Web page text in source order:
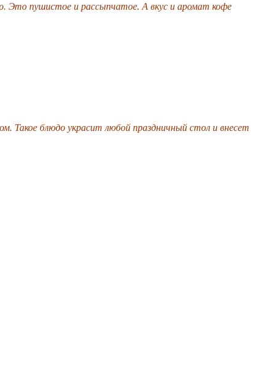
Это пушистое и рассыпчатое. А вкус и аромат кофе
Такое блюдо украсит любой праздничный стол и внесет